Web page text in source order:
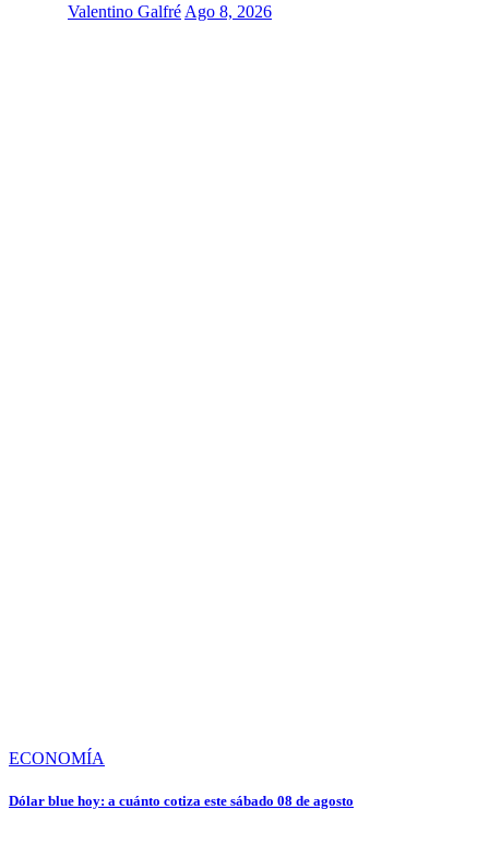
Valentino Galfré Ago 8, 2026
ECONOMÍA
Dólar blue hoy: a cuánto cotiza este sábado 08 de agosto